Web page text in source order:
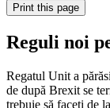
Print this page
Reguli noi
Regatul Unit a
de după Brexit se
trebuie să faceți de